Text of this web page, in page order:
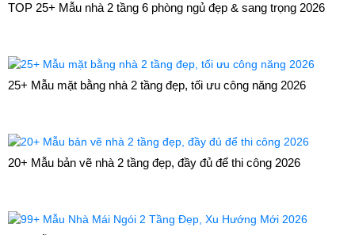
TOP 25+ Mẫu nhà 2 tầng 6 phòng ngủ đẹp & sang trọng 2026
25+ Mẫu mặt bằng nhà 2 tầng đẹp, tối ưu công năng 2026
20+ Mẫu bản vẽ nhà 2 tầng đẹp, đầy đủ để thi công 2026